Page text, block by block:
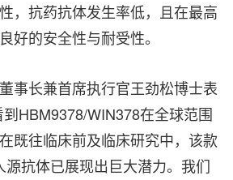
，抗药抗体发生率低，且在最高
好的安全性与耐受性。
事长兼首席执行官王劲松博士表
HBM9378/WIN378在全球范围
既往临床前及临床研究中，该款
源抗体已展现出巨大潜力。我们